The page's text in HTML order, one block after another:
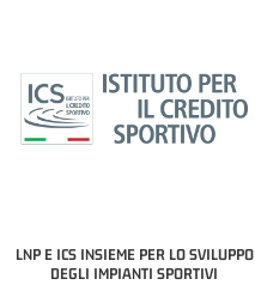
LNP E ICS INSIEME PER LO SVILUPPO
DEGLI IMPIANTI SPORTIVI